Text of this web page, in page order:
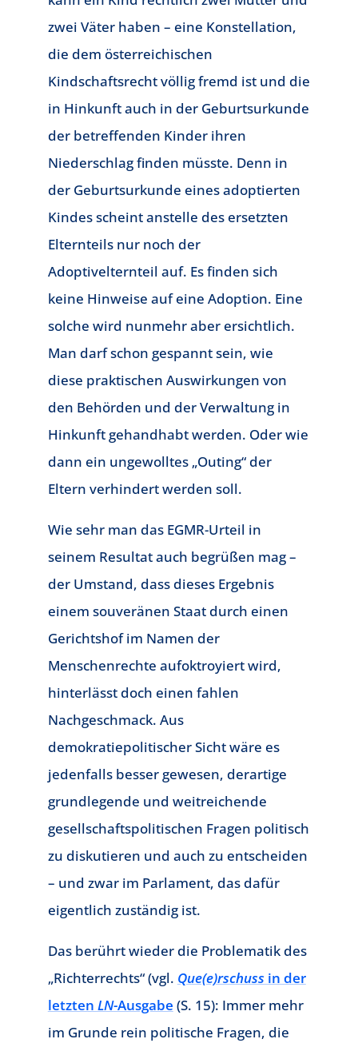
zwei Väter haben – eine Konstellation,
die dem österreichischen
Kindschaftsrecht völlig fremd ist und die
in Hinkunft auch in der Geburtsurkunde
der betreffenden Kinder ihren
Niederschlag finden müsste. Denn in
der Geburtsurkunde eines adoptierten
Kindes scheint anstelle des ersetzten
Elternteils nur noch der
Adoptivelternteil auf. Es finden sich
keine Hinweise auf eine Adoption. Eine
solche wird nunmehr aber ersichtlich.
Man darf schon gespannt sein, wie
diese praktischen Auswirkungen von
den Behörden und der Verwaltung in
Hinkunft gehandhabt werden. Oder wie
dann ein ungewolltes „Outing“ der
Eltern verhindert werden soll.
Wie sehr man das EGMR-Urteil in
seinem Resultat auch begrüßen mag –
der Umstand, dass dieses Ergebnis
einem souveränen Staat durch einen
Gerichtshof im Namen der
Menschenrechte aufoktroyiert wird,
hinterlässt doch einen fahlen
Nachgeschmack. Aus
demokratiepolitischer Sicht wäre es
jedenfalls besser gewesen, derartige
grundlegende und weitreichende
gesellschaftspolitischen Fragen politisch
zu diskutieren und auch zu entscheiden
– und zwar im Parlament, das dafür
eigentlich zuständig ist.
Das berührt wieder die Problematik des
„Richterrechts“ (vgl. Que(e)rschussin der
letzten LN-Ausgabe (S. 15): Immer mehr
im Grunde rein politische Fragen, die